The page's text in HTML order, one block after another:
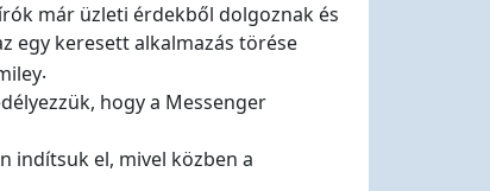
már üzleti érdekből dolgoznak és
egy keresett alkalmazás törése
.
hogy a Messenger
indítsuk el, mivel közben a